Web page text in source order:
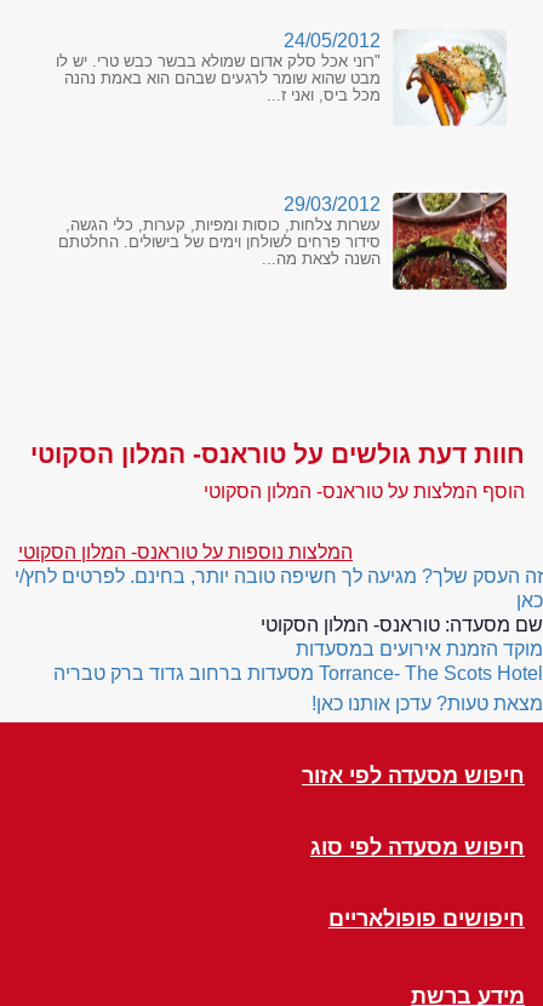
24/05/2012
"רוני אכל סלק אדום שמולא בבשר כבש טרי. יש לו
מבט שהוא שומר לרגעים שבהם הוא באמת נהנה
מכל ביס, ואני ז...
29/03/2012
עשרות צלחות, כוסות ומפיות, קערות, כלי הגשה,
סידור פרחים לשולחן וימים של בישולים. החלטתם
השנה לצאת מה...
חוות דעת גולשים על טוראנס- המלון הסקוטי
הוסף המלצות על טוראנס- המלון הסקוטי
המלצות נוספות על טוראנס- המלון הסקוטי
זה העסק שלך? מגיעה לך חשיפה טובה יותר, בחינם. לפרטים לחץ/י
כאן
שם מסעדה: טוראנס- המלון הסקוטי
מוקד הזמנת אירועים במסעדות
Torrance- The Scots Hotel מסעדות ברחוב גדוד ברק טבריה
מצאת טעות? עדכן אותנו כאן!
חיפוש מסעדה לפי אזור
חיפוש מסעדה לפי סוג
חיפושים פופולאריים
מידע ברשת